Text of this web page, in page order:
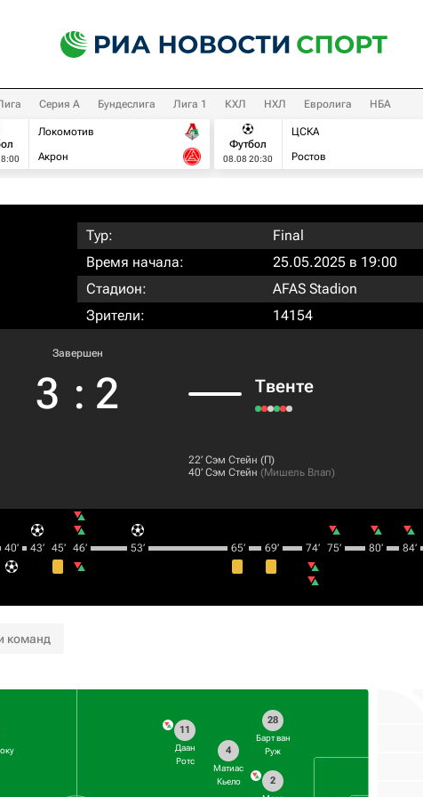
Серия А Бундеслига Лига 1 КХЛ НХЛ Евролига НБА
Локомотив
Акрон
Футбол
08.08 20:30
ЦСКА
Ростов
Тур:
Final
Время начала:
25.05.2025 в 19:00
Стадион:
AFAS Stadion
Зрители:
14154
Завершен
3 : 2 Твенте
22‎’‎ Сэм Стейн (П)
40‎’‎ Сэм Стейн (Мишель Влап)
40‎’‎ 43‎’‎ 45‎’‎ 46‎’‎ 53‎’‎ 65‎’‎ 69‎’‎ 74‎’‎ 75‎’‎ 80‎’‎ 84‎’‎
команд
28
Барт ван
Руж
2
4
Матиас
Кьело
11
Даан
Ротс